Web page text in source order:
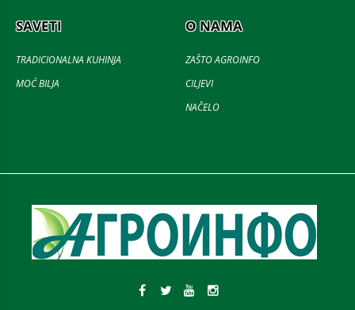
SAVETI
TRADICIONALNA KUHINJA
MOĆ BILJA
O NAMA
ZAŠTO AGROINFO
CILJEVI
NAČELO